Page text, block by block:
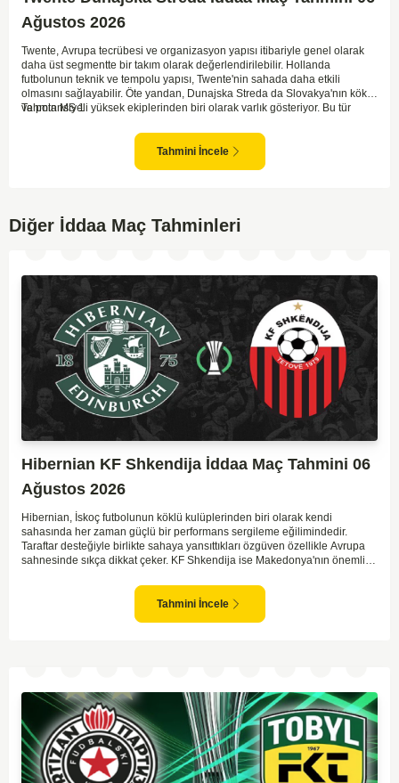
Ağustos 2026
Twente, Avrupa tecrübesi ve organizasyon yapısı itibariyle genel olarak
daha üst segmentte bir takım olarak değerlendirilebilir. Hollanda
futbolunun teknik ve tempolu yapısı, Twente'nin sahada daha etkili
olmasını sağlayabilir. Öte yandan, Dunajska Streda da Slovakya'nın köklü
ve potansiyeli yüksek ekiplerinden biri olarak varlık gösteriyor. Bu tür
saha ve seyirci avantajını kullanarak maça daha baskın başlaması olası.
Ancak Dunajska Streda'nın mücadeleci yapısı ve sürpriz gol bulma
yeteneği dengeleri bozabilir.
Tahmin MS 1
Tahmini İncele
Diğer İddaa Maç Tahminleri
Hibernian KF Shkendija İddaa Maç Tahmini 06
Ağustos 2026
Hibernian, İskoç futbolunun köklü kulüplerinden biri olarak kendi
sahasında her zaman güçlü bir performans sergileme eğilimindedir.
Taraftar desteğiyle birlikte sahaya yansıttıkları özgüven özellikle Avrupa
sahnesinde sıkça dikkat çeker. KF Shkendija ise Makedonya'nın önemli
biriktirmektedir. Ancak deplasman maçlarında zaman zaman istikrarsız
sonuçlar alabilmekteler. Hibernian'ın genel olarak daha organize
oynayan bir ekip olması, maçın favorisi olmalarını sağlıyor. İki takımın da
Tahmini İncele